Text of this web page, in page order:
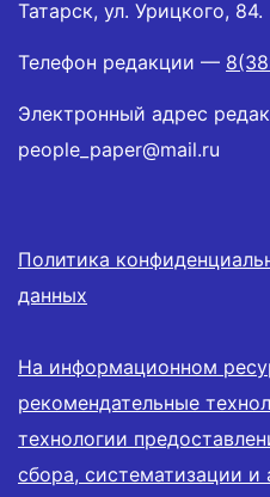
Татарск, ул. Урицкого, 84.
Телефон редакции —
Электронный адрес
people_paper@mail.ru
Политика
данных
На информационном
рекомендательные
технологии
сбора, систематизации и